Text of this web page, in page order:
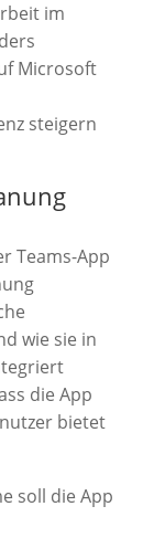
im
Microsoft
steigern
Teams-App
wie sie in
die App
bietet
soll die App